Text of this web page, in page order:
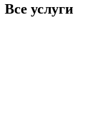
Все услуги